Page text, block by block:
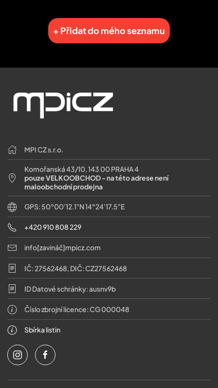
+ Přidat do mého seznamu
MPI CZ s.r.o.
Komořanská 43/10, 143 00 PRAHA 4
pouze VELKOOBCHOD - na této adrese není
maloobchodní prodejna
GPS: 50°00'12.1"N 14°24'17.5"E
+420 910 808 229
info[zavináč]mpicz.com
IČ: 27562468, DIČ: CZ27562468
ID Datové schránky: ausnv9b
Číslo zbrojní licence: CG 000048
Sbírka listin